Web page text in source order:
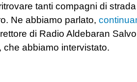
tanti compagni di
Ne abbiamo parlato,
di Radio Aldebaran
abbiamo intervistato.